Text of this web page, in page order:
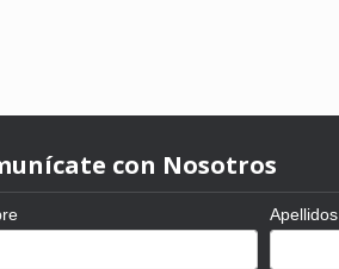
con Nosotros
Apellidos